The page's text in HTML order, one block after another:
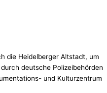
die Heidelberger Altstadt, um
deutsche Polizeibehörden
und Kulturzentrum